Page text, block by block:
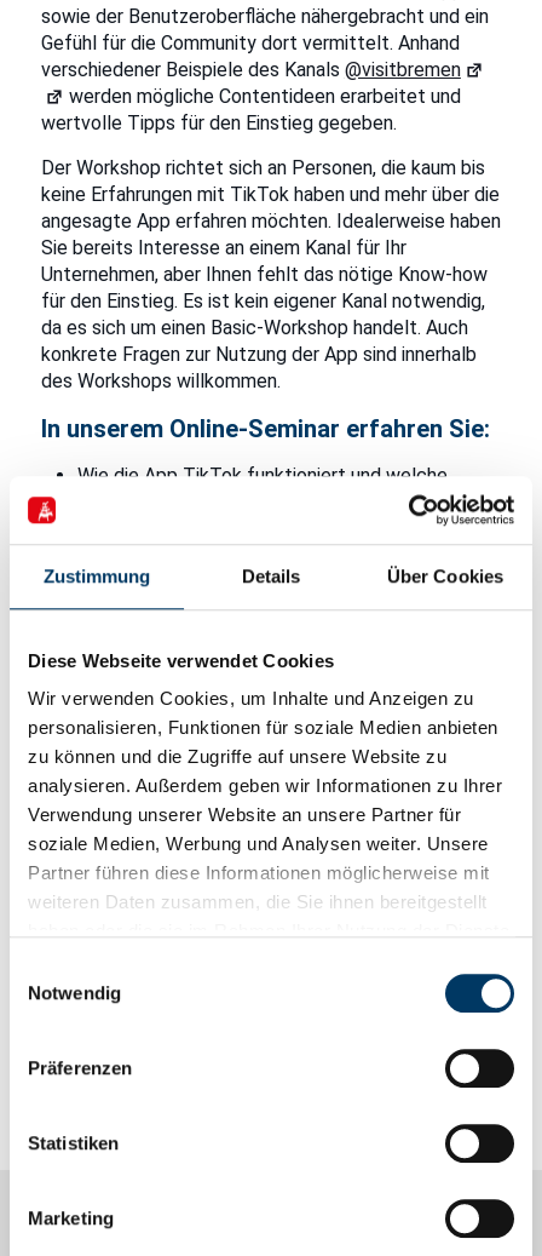
Zustimmung Details Über Cookies
Diese Webseite verwendet Cookies
Wir verwenden Cookies, um Inhalte und Anzeigen zu
personalisieren, Funktionen für soziale Medien anbieten
zu können und die Zugriffe auf unsere Website zu
analysieren. Außerdem geben wir Informationen zu Ihrer
Verwendung unserer Website an unsere Partner für
soziale Medien, Werbung und Analysen weiter. Unsere
Partner führen diese Informationen möglicherweise mit
weiteren Daten zusammen, die Sie ihnen bereitgestellt
Notwendig
Präferenzen
Statistiken
Marketing
sowie der Benutzeroberfläche nähergebracht und ein
Gefühl für die Community dort vermittelt. Anhand
verschiedener Beispiele des Kanals @visitbremen
werden mögliche Contentideen erarbeitet und
wertvolle Tipps für den Einstieg gegeben.
Der Workshop richtet sich an Personen, die kaum bis
keine Erfahrungen mit TikTok haben und mehr über die
angesagte App erfahren möchten. Idealerweise haben
Sie bereits Interesse an einem Kanal für Ihr
Unternehmen, aber Ihnen fehlt das nötige Know-how
für den Einstieg. Es ist kein eigener Kanal notwendig,
da es sich um einen Basic-Workshop handelt. Auch
konkrete Fragen zur Nutzung der App sind innerhalb
des Workshops willkommen.
In unserem Online-Seminar erfahren Sie:
Wie die App TikTok funktioniert und welche
Welcher Content gut funktioniert und wie die
Community tickt.
Wie der Einstieg gut gelingt und welche
Weitere Informationen sowie die Möglichkeit zur
Anmeldung finden Sie unterdigitallotsen-bremen.de
Datum & Uhrzeit
19:00 bis 20:30 Uhr